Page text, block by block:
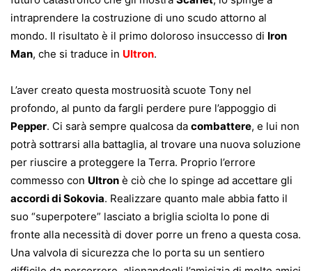
intraprendere la costruzione di uno scudo attorno al
mondo. Il risultato è il primo doloroso insuccesso di Iron
Man, che si traduce in Ultron.
L’aver creato questa mostruosità scuote Tony nel
profondo, al punto da fargli perdere pure l’appoggio di
Pepper. Ci sarà sempre qualcosa da combattere, e lui non
potrà sottrarsi alla battaglia, al trovare una nuova soluzione
per riuscire a proteggere la Terra. Proprio l’errore
commesso con Ultron è ciò che lo spinge ad accettare gli
accordi di Sokovia. Realizzare quanto male abbia fatto il
suo “superpotere” lasciato a briglia sciolta lo pone di
fronte alla necessità di dover porre un freno a questa cosa.
Una valvola di sicurezza che lo porta su un sentiero